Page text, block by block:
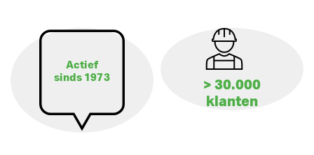
Actief
sinds 1973
> 30.000
klanten